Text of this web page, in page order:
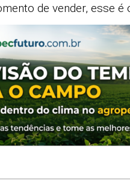
de vender, esse é